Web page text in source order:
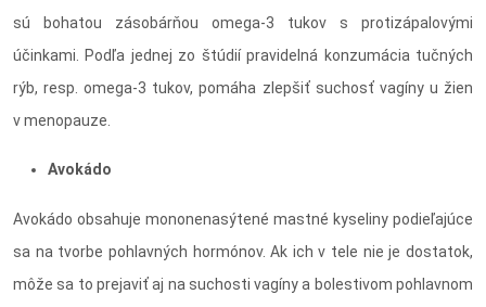
sú bohatou zásobárňou omega-3 tukov s protizápalovými
účinkami. Podľa jednej zo štúdií pravidelná konzumácia tučných
rýb, resp. omega-3 tukov, pomáha zlepšiť suchosť vagíny u žien
v menopauze.
Avokádo
Avokádo obsahuje mononenasýtené mastné kyseliny podieľajúce
sa na tvorbe pohlavných hormónov. Ak ich v tele nie je dostatok,
môže sa to prejaviť aj na suchosti vagíny a bolestivom pohlavnom